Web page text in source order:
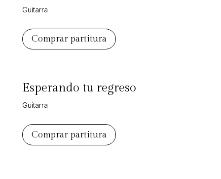
Guitarra
Comprar partitura
Esperando tu regreso
Guitarra
Comprar partitura